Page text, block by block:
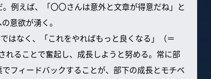
例えば、「〇〇さんは意外と文章が得意だね」と
意欲が湧く。
はなく、「これをやればもっと良くなる」（＝
ることで奮起し、成長しようと努める。常に部
フィードバックすることが、部下の成長とモチベ